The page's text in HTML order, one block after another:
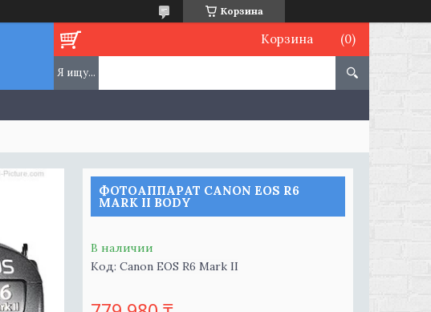
Корзина
Корзина
ФОТОАППАРАТ CANON EOS R6
MARK II BODY
В наличии
Код: Canon EOS R6 Mark II